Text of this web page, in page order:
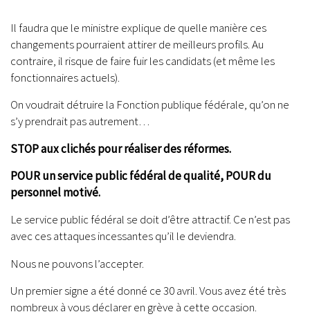
Il faudra que le ministre explique de quelle manière ces
changements pourraient attirer de meilleurs profils. Au
contraire, il risque de faire fuir les candidats (et même les
fonctionnaires actuels).
On voudrait détruire la Fonction publique fédérale, qu’on ne
s’y prendrait pas autrement…
STOP aux clichés pour réaliser des réformes.
POUR un service public fédéral de qualité, POUR du
personnel motivé.
Le service public fédéral se doit d’être attractif. Ce n’est pas
avec ces attaques incessantes qu’il le deviendra.
Nous ne pouvons l’accepter.
Un premier signe a été donné ce 30 avril. Vous avez été très
nombreux à vous déclarer en grève à cette occasion.